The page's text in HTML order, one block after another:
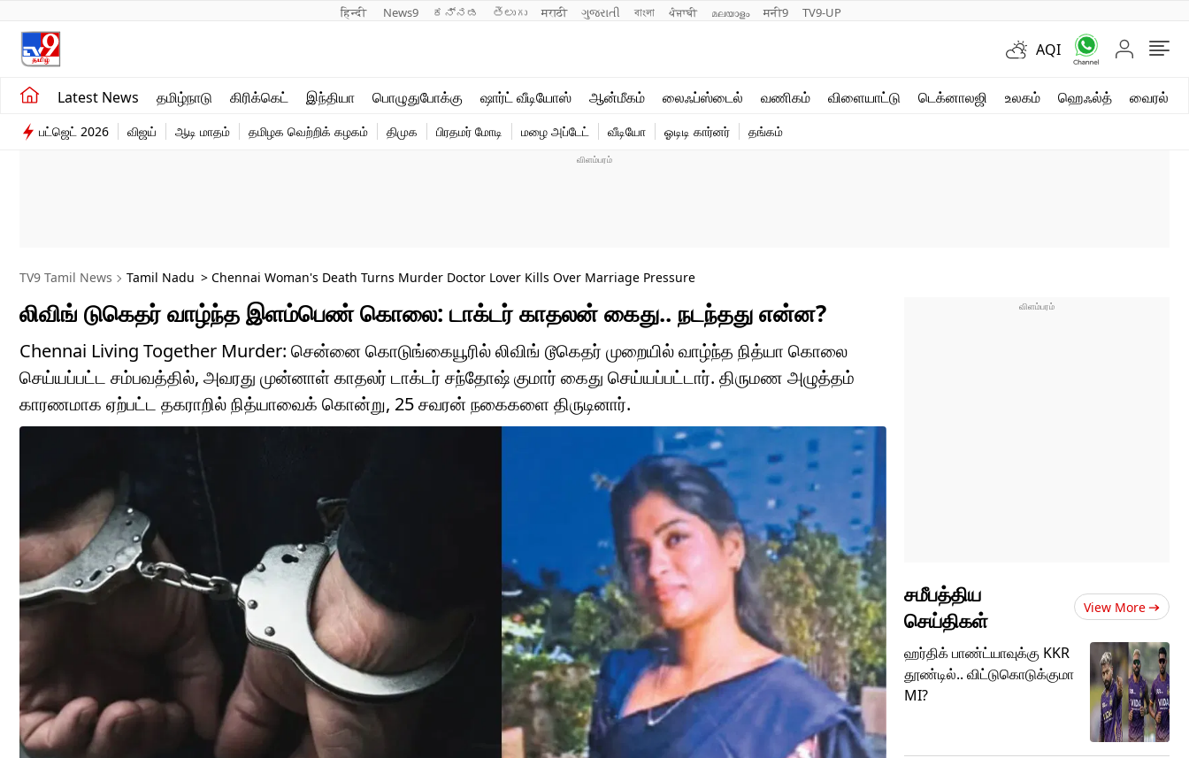
हिन्दी News9 ಕನ್ನಡ తెలుగు मराठी ગુજરાતી বাংলা ਪੰਜਾਬੀ മലയാളം मनी9 TV9-UP
AQI
Latest News தமிழ்நாடு கிரிக்கெட் இந்தியா பொழுதுபோக்கு ஷார்ட் வீடியோஸ் ஆன்மீகம் லைஃப்ஸ்டைல் வணிகம் விளையாட்டு டெக்னாலஜி உலகம் ஹெஃல்த் வைரல்
சமீபத்திய செய்திகள்
தமிழ்நாடு
விளையாட்டு
வணிகம்
வைரல்
பட்ஜெட் 2026 விஜய் ஆடி மாதம் தமிழக வெற்றிக் கழகம் திமுக பிரதமர் மோடி மழை அப்டேட் வீடியோ ஓடிடி கார்னர் தங்கம்
TV9 Tamil News Tamil Nadu > Chennai Woman's Death Turns Murder Doctor Lover Kills Over Marriage Pressure
லிவிங் டுகெதர் வாழ்ந்த இளம்பெண் கொலை: டாக்டர் காதலன் கைது.. நடந்தது என்ன?
Chennai Living Together Murder: சென்னை கொடுங்கையூரில் லிவிங் டூகெதர் முறையில் வாழ்ந்த நித்யா கொலை
செய்யப்பட்ட சம்பவத்தில், அவரது முன்னாள் காதலர் டாக்டர் சந்தோஷ் குமார் கைது செய்யப்பட்டார். திருமண அழுத்தம்
காரணமாக ஏற்பட்ட தகராறில் நித்யாவைக் கொன்று, 25 சவரன் நகைகளை திருடினார்.
சமீபத்திய
செய்திகள்
View More
ஹர்திக் பாண்ட்யாவுக்கு KKR
தூண்டில்.. விட்டுகொடுக்குமா
MI?